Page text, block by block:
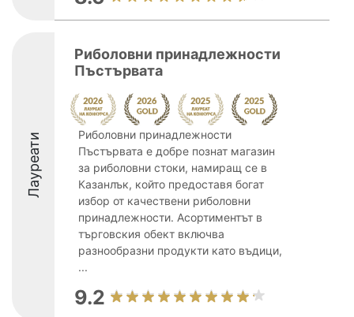
Лауреати
Риболовни принадлежности
Пъстървата
Риболовни принадлежности
Пъстървата е добре познат магазин
за риболовни стоки, намиращ се в
Казанлък, който предоставя богат
избор от качествени риболовни
принадлежности. Асортиментът в
търговския обект включва
разнообразни продукти като въдици,
...
9.2